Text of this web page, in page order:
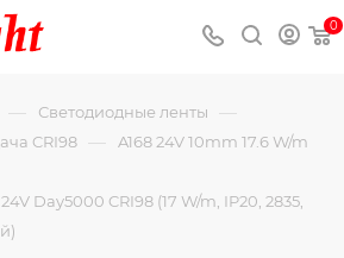
0
— Светодиодные ленты —
CRI98 — A168 24V 10mm 17.6 W/m
Day5000 CRI98 (17 W/m, IP20, 2835,